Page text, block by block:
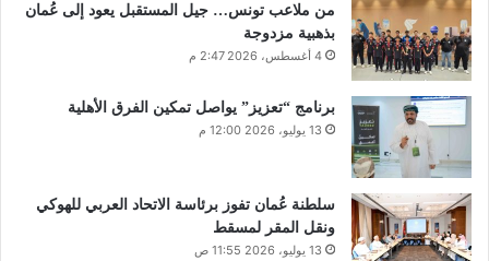
من ملاعب تونس… جيل المستقبل يعود إلى عُمان
بذهبية مزدوجة
4 أغسطس، 2026 2:47 م
برنامج “تعزيز” يواصل تمكين الفرق الأهلية
13 يوليو، 2026 12:00 م
سلطنة عُمان تفوز برئاسة الاتحاد العربي للهوكي
ونقل المقر لمسقط
13 يوليو، 2026 11:55 ص